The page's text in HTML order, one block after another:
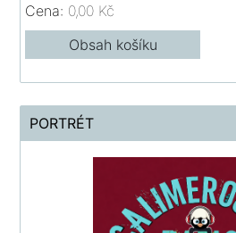
Cena: 0,00 Kč
Obsah košíku
PORTRÉT